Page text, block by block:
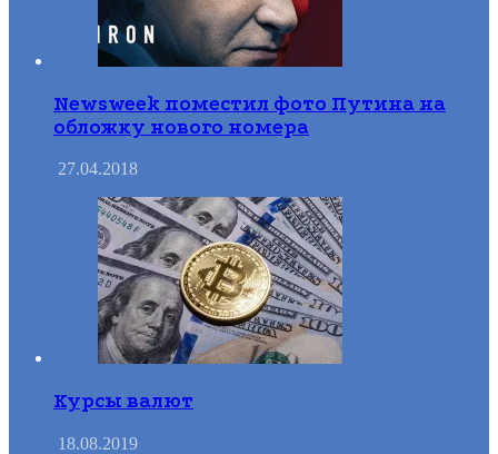
Newsweek поместил фото Путина на
обложку нового номера
27.04.2018
Курсы валют
18.08.2019